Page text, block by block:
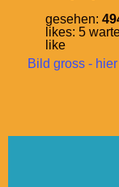
gesehen:
likes: 5
like
Bild gross -